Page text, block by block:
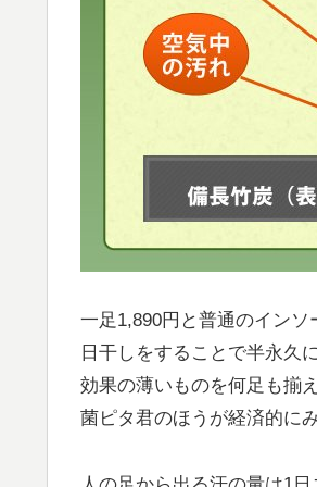
一足1,890円と普通のイン
日干しをすることで半永久
効果の薄いものを何足も揃
菌ピタ君のほうが経済的に